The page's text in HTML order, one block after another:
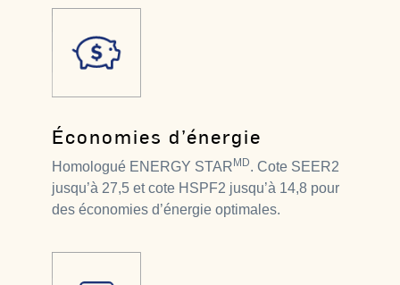
Économies d’énergie
Homologué ENERGY STAR MD. Cote SEER2
jusqu’à 27,5 et cote HSPF2 jusqu’à 14,8 pour
des économies d’énergie optimales.